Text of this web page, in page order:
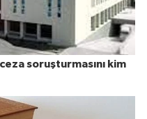
soruşturmasını kim